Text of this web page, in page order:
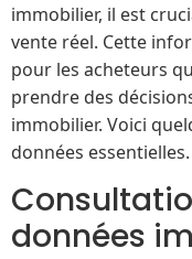
immobilier, il est
vente réel. Cette
pour les acheteurs
prendre des
immobilier. Voici
données essentielles.
données